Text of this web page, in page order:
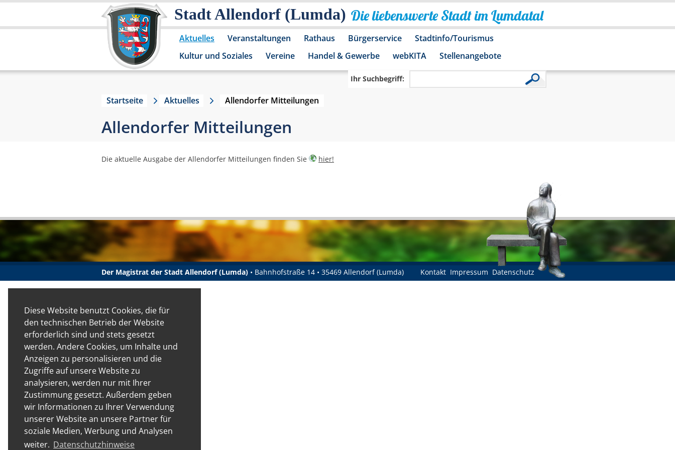
Diese Website benutzt Cookies, die für
den technischen Betrieb der Website
erforderlich sind und stets gesetzt
werden. Andere Cookies, um Inhalte und
Anzeigen zu personalisieren und die
Zugriffe auf unsere Website zu
analysieren, werden nur mit Ihrer
Zustimmung gesetzt. Außerdem geben
wir Informationen zu Ihrer Verwendung
unserer Website an unsere Partner für
soziale Medien, Werbung und Analysen
weiter. Datenschutzhinweise
Stadt Allendorf (Lumda) Die liebenswerte Stadt im Lumdatal
Aktuelles Veranstaltungen Rathaus Bürgerservice
Stadtinfo/Tourismus
Kultur und Soziales
Vereine Handel & Gewerbe webKITA Stellenangebote
Ihr Suchbegriff:
Startseite Aktuelles Allendorfer Mitteilungen
Allendorfer Mitteilungen
Die aktuelle Ausgabe der Allendorfer Mitteilungen finden Sie hier!
Der Magistrat der Stadt Allendorf (Lumda) • Bahnhofstraße 14 • 35469 Allendorf (Lumda) Kontakt Impressum Datenschutz